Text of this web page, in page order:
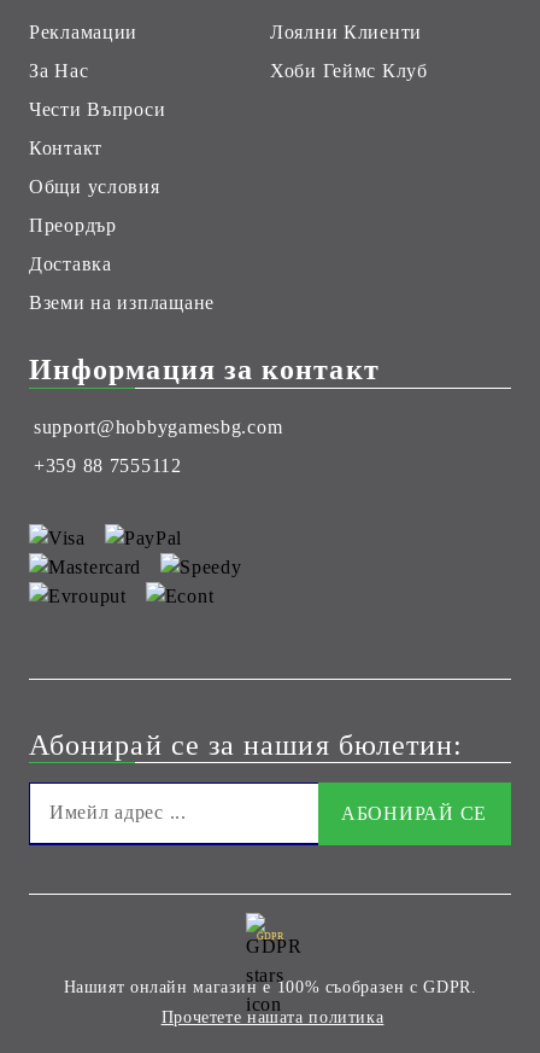
Рекламации
За Нас
Чести Въпроси
Контакт
Общи условия
Преордър
Доставка
Вземи на изплащане
Лоялни Клиенти
Хоби Геймс Клуб
Информация за контакт
support@hobbygamesbg.com
+359 88 7555112
Абонирай се за нашия бюлетин:
GDPR
Нашият онлайн магазин е 100% съобразен с GDPR.
Прочетете нашата политика